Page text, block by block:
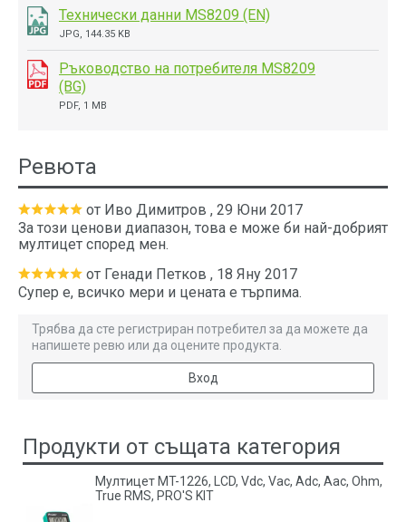
Технически данни MS8209 (EN)
JPG, 144.35 KB
Ръководство на потребителя MS8209
(BG)
PDF, 1 MB
Ревюта
от Иво Димитров , 29 Юни 2017
За този ценови диапазон, това е може би най-добрият
мултицет според мен.
от Генади Петков , 18 Яну 2017
Супер е, всичко мери и цената е търпима.
Трябва да сте регистриран потребител за да можете да
напишете ревю или да оцените продукта.
Вход
Продукти от същата категория
Мултицет MT-1226, LCD, Vdc, Vac, Adc, Aac, Ohm,
True RMS, PRO'S KIT